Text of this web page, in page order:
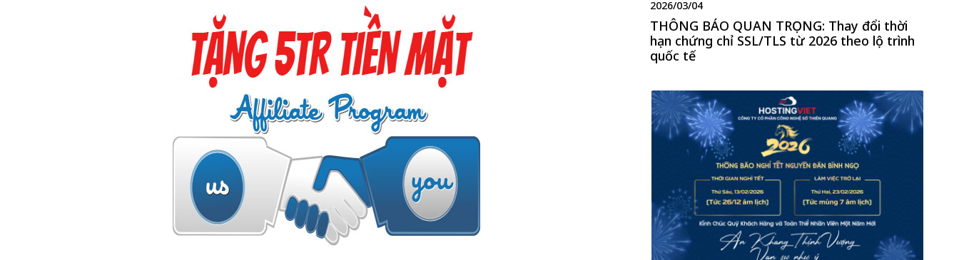
2026/03/04
THÔNG BÁO QUAN TRỌNG: Thay đổi thời
hạn chứng chỉ SSL/TLS từ 2026 theo lộ trình
quốc tế